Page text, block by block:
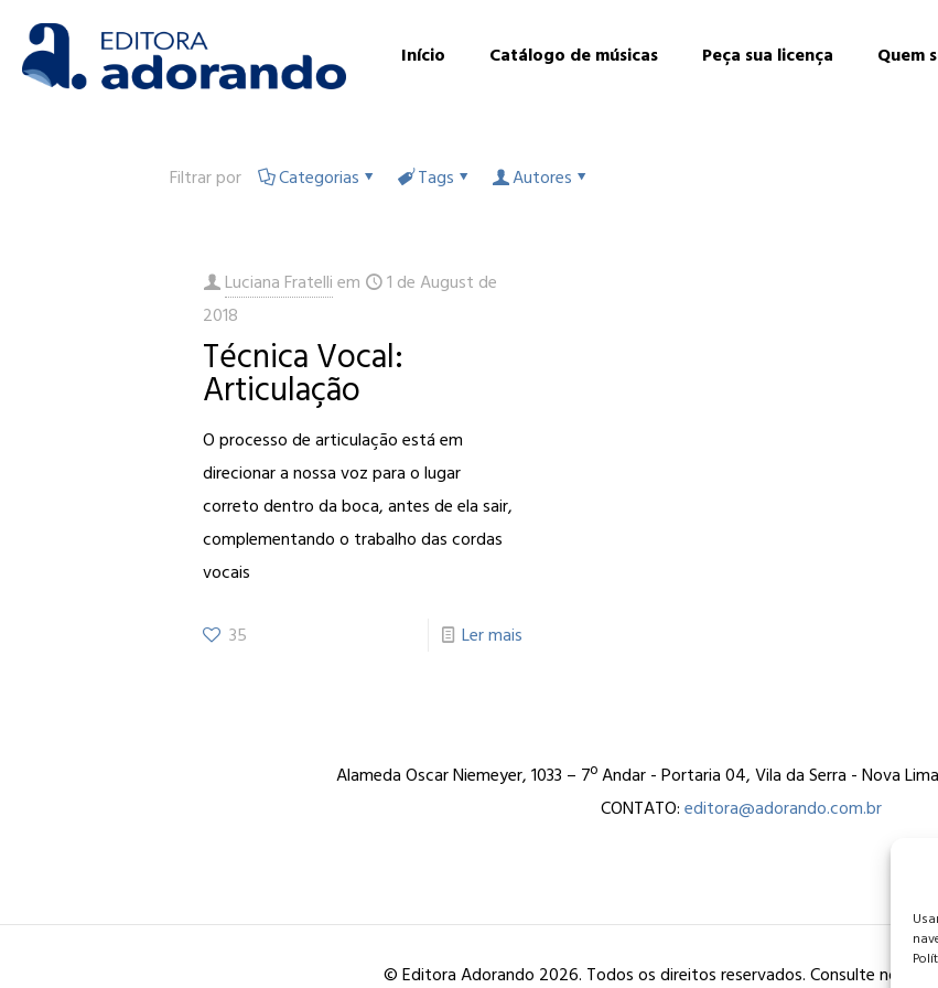
Início Catálogo de músicas Peça sua licença Quem
Filtrar por Categorias Tags Autores
Luciana Fratelli em
1 de August de
2018
Técnica Vocal:
Articulação
O processo de articulação está em
direcionar a nossa voz para o lugar
correto dentro da boca, antes de ela sair,
complementando o trabalho das cordas
vocais
35 Ler mais
Alameda Oscar Niemeyer, 1033 – 7º Andar - Portaria 04, Vila da Serra - Nova
CONTATO:editora@adorando.com.br
© Editora Adorando 2026. Todos os direitos reservados. Consulte nossa